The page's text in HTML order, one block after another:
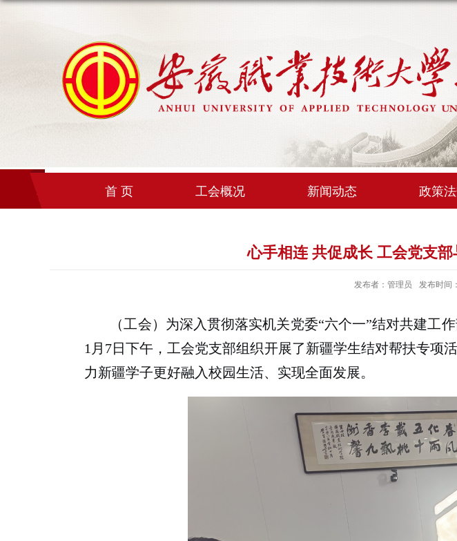
首 页 工会概况 新闻动态 政策
心手相连 共促成长 工会党支
发布者：管理员 发布时间
（工会）为深入贯彻落实机关党委“六个一”结对共建工
1 月 7日下午，工会党支部组织开展了新疆学生结对帮扶专项
力新疆学子更好融入校园生活、实现全面发展。